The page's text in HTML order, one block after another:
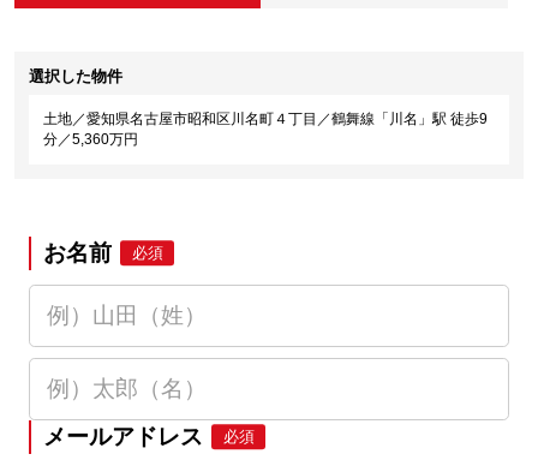
選択した物件
土地／愛知県名古屋市昭和区川名町４丁目／鶴舞線「川名」駅 徒歩9
分／5,360万円
お名前 必須
メールアドレス 必須